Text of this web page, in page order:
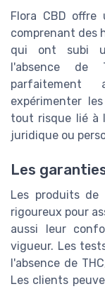
Flora CBD offre
comprenant des
qui ont subi
l'absence de
parfaitement
expérimenter
tout risque lié à
juridique ou
Les
Les produits de
rigoureux pour
aussi leur
vigueur. Les
l'absence de
Les clients